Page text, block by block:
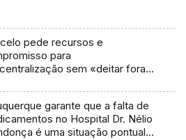
pede recursos e
para
sem «deitar fora»
garante que a falta de
no Hospital Dr. Nélio
é uma situação pontual